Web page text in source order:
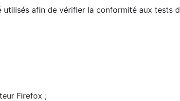
afin de vérifier la conformité aux tests
Firefox ;